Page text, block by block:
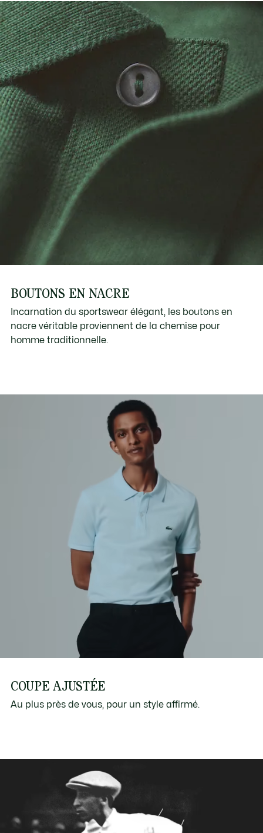
BOUTONS EN NACRE
Incarnation du sportswear élégant, les boutons en
nacre véritable proviennent de la chemise pour
homme traditionnelle.
COUPE AJUSTÉE
Au plus près de vous, pour un style affirmé.